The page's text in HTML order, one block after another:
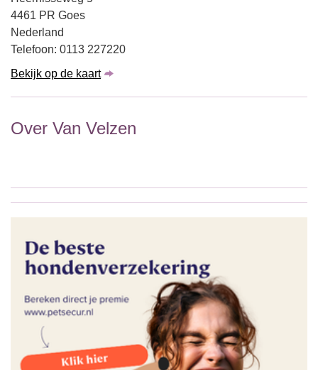
4461 PR Goes
Nederland
Telefoon: 0113 227220
Bekijk op de kaart
Over Van Velzen